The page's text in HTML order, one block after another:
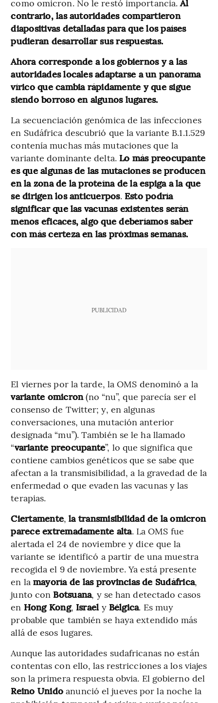
como omicron. No le restó importancia.Al
contrario, las autoridades compartieron
diapositivas detalladas para que los países
pudieran desarrollar sus respuestas.
Ahora corresponde a los gobiernos y a las
autoridades locales adaptarse a un panorama
vírico que cambia rápidamente y que sigue
siendo borroso en algunos lugares.
La secuenciación genómica de las infecciones
en Sudáfrica descubrió que la variante B.1.1.529
contenía muchas más mutaciones que la
variante dominante delta. Lo más preocupante
es que algunas de las mutaciones se producen
en la zona de la proteína de la espiga a la que
se dirigen los anticuerpos. Esto podría
significar que las vacunas existentes serán
menos eficaces, algo que deberíamos saber
con más certeza en las próximas semanas.
PUBLICIDAD
El viernes por la tarde, la OMS denominó a la
variante omicron(no “nu”, que parecía ser el
consenso de Twitter; y, en algunas
conversaciones, una mutación anterior
designada “mu”). También se le ha llamado
“variante preocupante”, lo que significa que
contiene cambios genéticos que se sabe que
afectan a la transmisibilidad, a la gravedad de la
enfermedad o que evaden las vacunas y las
terapias.
Ciertamente,la transmisibilidad de la omicron
parece extremadamente alta. La OMS fue
alertada el 24 de noviembre y dice que la
variante se identificó a partir de una muestra
recogida el 9 de noviembre. Ya está presente
en la mayoría de las provincias de Sudáfrica,
junto con Botsuana, y se han detectado casos
en Hong Kong, Israel y Bélgica. Es muy
probable que también se haya extendido más
allá de esos lugares.
Aunque las autoridades sudafricanas no están
contentas con ello, las restricciones a los viajes
son la primera respuesta obvia. El gobierno del
Reino Unidoanunció el jueves por la noche la